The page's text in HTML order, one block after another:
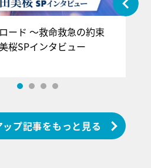
ード ～救命救急の約束
桜SPインタビュー
ップ記事をもっと見る